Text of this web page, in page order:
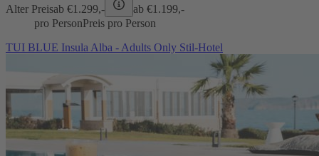
Alter Preisab €1.299,- ab €1.199,-
pro PersonPreis pro Person
TUI BLUE Insula Alba - Adults Only Stil-Hotel